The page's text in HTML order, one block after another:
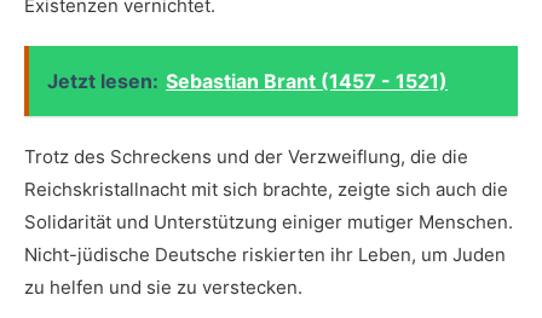
Existenzen vernichtet.
Jetzt lesen: Sebastian Brant (1457 - 1521)
Trotz​ des Schreckens und‌ der ⁣Verzweiflung, die ‌die‌
Reichskristallnacht mit sich brachte, zeigte sich auch die
Solidarität und⁢ Unterstützung einiger mutiger Menschen.
Nicht-jüdische Deutsche riskierten ihr Leben, um Juden​
zu helfen und sie zu verstecken.